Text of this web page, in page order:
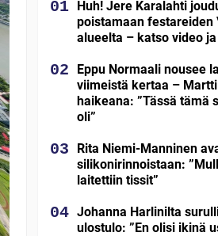
Huh! Jere Karalahti
poistamaan festareiden
alueelta – katso video
Eppu Normaali nousee
viimeistä kertaa –
haikeana: ”Tässä tämä
oli”
Rita Niemi-Manninen
silikonirinnoistaan:
laitettiin tissit”
Johanna Harlinilta
ulostulo: ”En olisi ikinä